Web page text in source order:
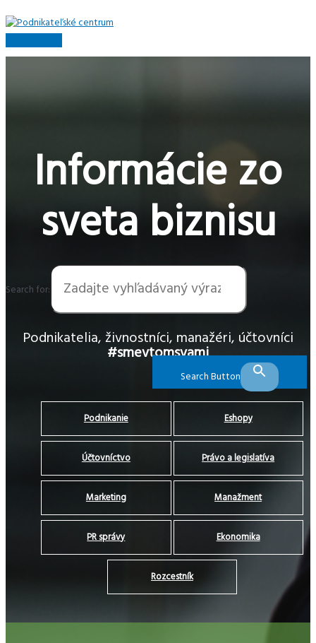
Preskočiť
na
Hlavné
Menu
Informácie zo
sveta biznisu
Search for:
Search Button
Podnikatelia, živnostníci, manažéri, účtovníci
#smevtomsvami
Podnikanie Eshopy
Účtovníctvo Právo a legislatíva
Marketing Manažment
PR správy Ekonomika
Rozcestník